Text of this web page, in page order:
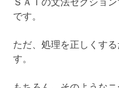
ＳＡＴの文法セクショ
です。
ただ、処理を正しくす
す。